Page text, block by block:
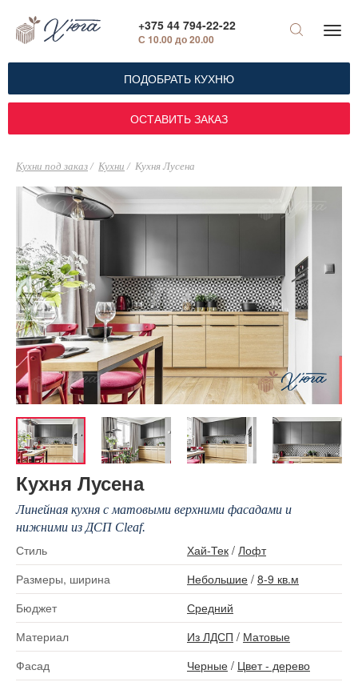
+375 44 794-22-22
С 10.00 до 20.00
ПОДОБРАТЬ КУХНЮ
ОСТАВИТЬ ЗАКАЗ
Кухни под заказ Кухни Кухня Лусена
Кухня Лусена
Линейная кухня c матовыми верхними фасадами и
нижними из ДСП Cleaf.
Стиль Хай-Тек / Лофт
Размеры, ширина
Небольшие / 8-9 кв.м
Бюджет
Средний
Материал
Из ЛДСП / Матовые
Фасад
Черные / Цвет - дерево